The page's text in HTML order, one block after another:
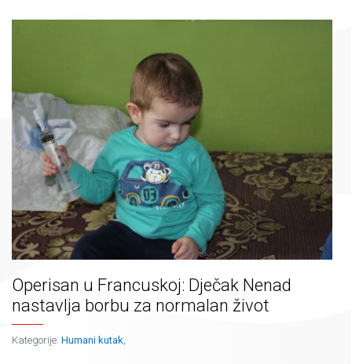
Operisan u Francuskoj: Dječak Nenad
nastavlja borbu za normalan život
Kategorije: Humani kutak,